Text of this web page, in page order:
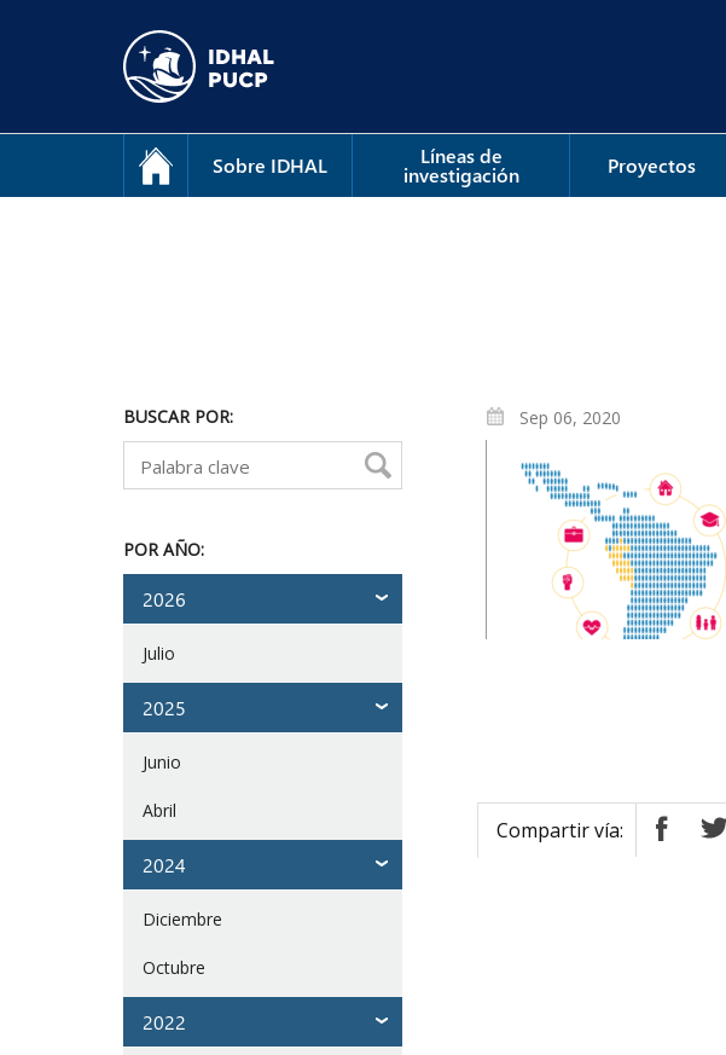
Sobre IDHAL Líneas de
investigación Proyectos
BUSCAR POR:
POR AÑO:
2026
Julio
2025
Junio
Abril
2024
Diciembre
Octubre
2022
Sep 06, 2020
Compartir vía: